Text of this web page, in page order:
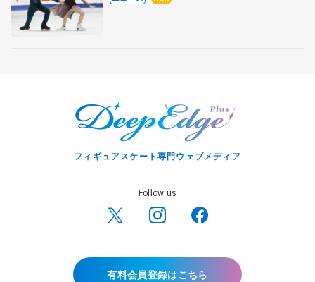
フィギュアスケート専門ウェブメディア
Follow us
有料会員登録はこちら